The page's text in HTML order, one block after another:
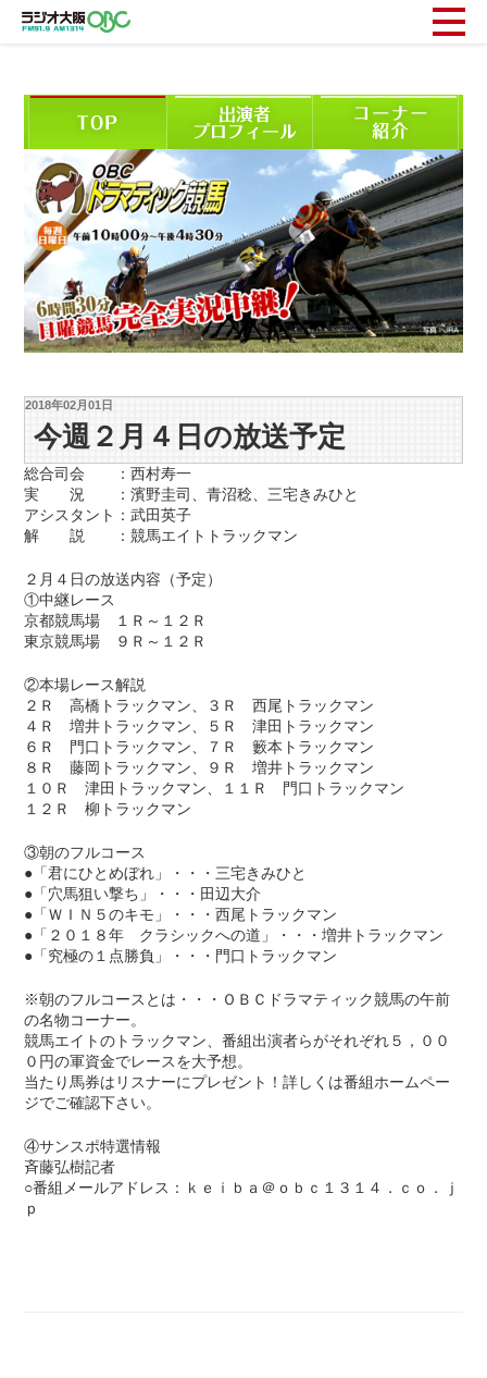
2018年02月01日
今週２月４日の放送予定
総合司会 ：西村寿一
実 況 ：濱野圭司、青沼稔、三宅きみひと
アシスタント：武田英子
解 説 ：競馬エイトトラックマン
２月４日の放送内容（予定）
①中継レース
京都競馬場 １Ｒ～１２Ｒ
東京競馬場 ９Ｒ～１２Ｒ
②本場レース解説
２Ｒ 高橋トラックマン、３Ｒ 西尾トラックマン
４Ｒ 増井トラックマン、５Ｒ 津田トラックマン
６Ｒ 門口トラックマン、７Ｒ 籔本トラックマン
８Ｒ 藤岡トラックマン、９Ｒ 増井トラックマン
１０Ｒ 津田トラックマン、１１Ｒ 門口トラックマン
１２Ｒ 柳トラックマン
③朝のフルコース
●「君にひとめぼれ」・・・三宅きみひと
●「穴馬狙い撃ち」・・・田辺大介
●「ＷＩＮ５のキモ」・・・西尾トラックマン
●「２０１８年 クラシックへの道」・・・増井トラックマン
●「究極の１点勝負」・・・門口トラックマン
※朝のフルコースとは・・・ＯＢＣドラマティック競馬の午前
の名物コーナー。
競馬エイトのトラックマン、番組出演者らがそれぞれ５，００
０円の軍資金でレースを大予想。
当たり馬券はリスナーにプレゼント！詳しくは番組ホームペー
ジでご確認下さい。
④サンスポ特選情報
斉藤弘樹記者
○番組メールアドレス：ｋｅｉｂａ＠ｏｂｃ１３１４．ｃｏ．ｊ
ｐ